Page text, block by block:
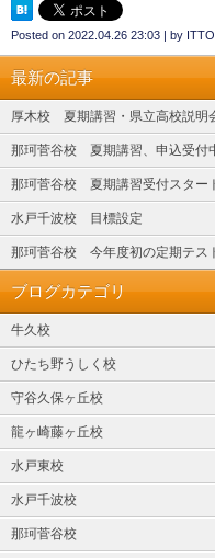
Posted on 2022.04.26 23:03 | by
最新の記事
厚木校 夏期講習・県立高校説明
那珂菅谷校 夏期講習、申込受付
那珂菅谷校 夏期講習受付スター
水戸千波校 目標設定
那珂菅谷校 今年度初の定期テス
ブログカテゴリ
牛久校
ひたち野うしく校
守谷久保ヶ丘校
龍ヶ崎藤ヶ丘校
水戸東校
水戸千波校
那珂菅谷校